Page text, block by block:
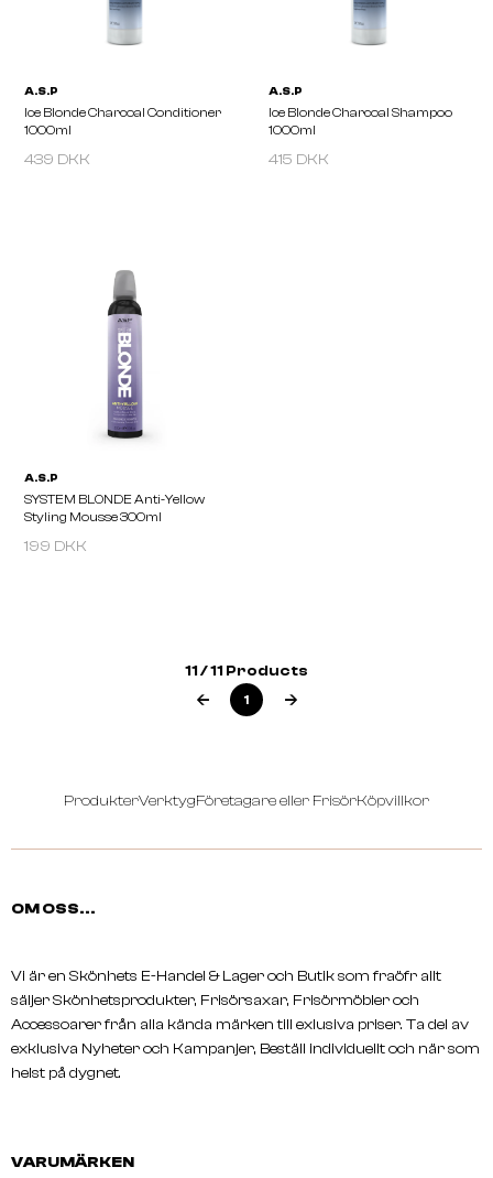
Ice Blonde Charcoal Shampoo Ice Blonde Charcoal
275ml
Ice Blonde Charcoal Conditioner
1000ml
439 DKK 415 DKK
A.S.P
199 DKK
11 / 11 Products
1
ProdukterVerktygFöretagare eller FrisörKöpvillkor
OM OSS...
Vi är en Skönhets E-Handel & Lager och Butik som fraöfr allt
säljer Skönhetsprodukter, Frisörsaxar, Frisörmöbler och
Accessoarer från alla kända märken till exlusiva priser. Ta del av
exklusiva Nyheter och Kampanjer, Beställ individuellt och när som
helst på dygnet.
VARUMÄRKEN